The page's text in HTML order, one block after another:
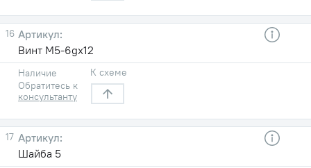
16
Винт М5-6gх12
Наличие
Обратитесь к
консультанту
К схеме
17
Шайба 5